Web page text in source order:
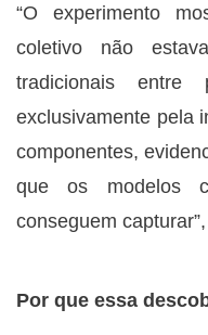
“O experimento
coletivo não
tradicionais entre
exclusivamente pela
componentes,
que os modelos
conseguem
Por que essa